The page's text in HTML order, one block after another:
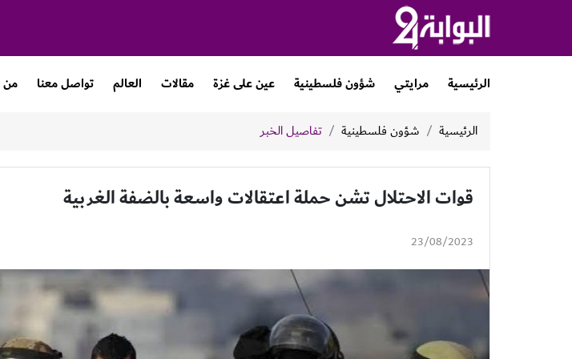
الرئيسية مرايتي شؤون فلسطينية عين على غزة مقالات العالم تواصل معنا من
الرئيسية شؤون فلسطينية تفاصيل الخبر
قوات الاحتلال تشن حملة اعتقالات واسعة بالضفة الغربية
23/08/2023